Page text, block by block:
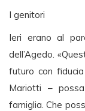
I genitori
Ieri erano al
dell’Agedo.
futuro con
Mariotti –
famiglia. Che